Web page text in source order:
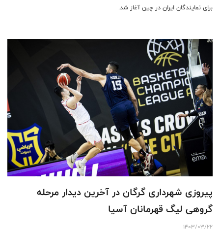
برای نمایندگان ایران در چین آغاز شد.
پیروزی شهرداری گرگان در آخرین دیدار مرحله
گروهی لیگ قهرمانان آسیا
1403/03/22